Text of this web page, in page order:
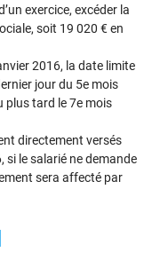
exercice, excéder la
soit 19 020 € en
2016, la date limite
jour du 5e mois
plus tard le 7e mois
directement versés
si le salarié ne demande
sera affecté par